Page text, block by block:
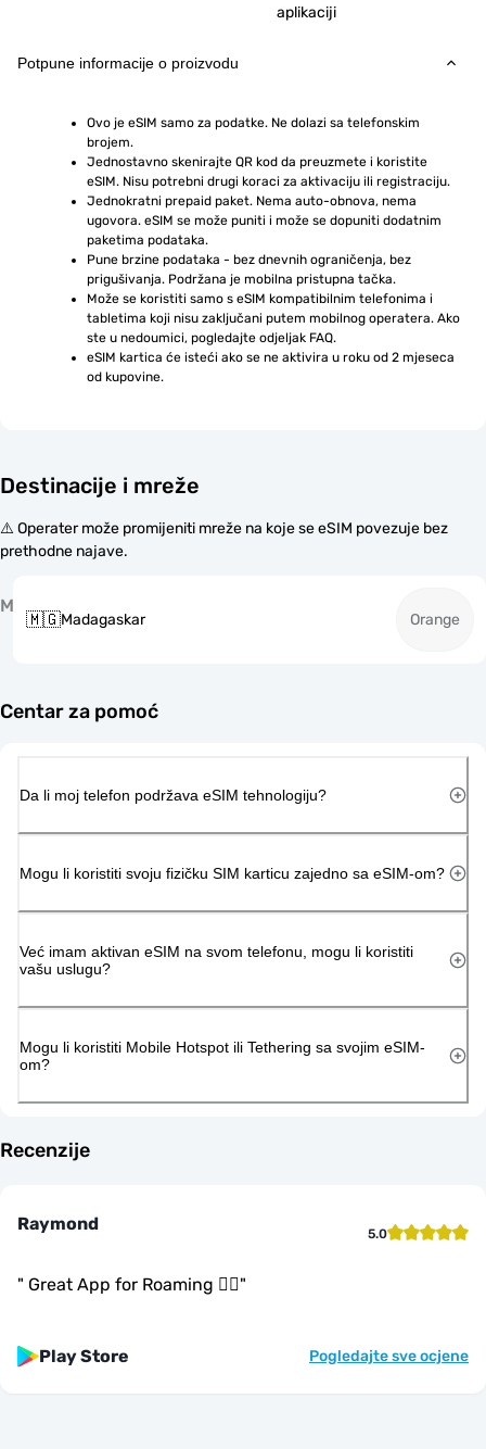
aplikaciji
Potpune informacije o proizvodu
Ovo je eSIM samo za podatke. Ne dolazi sa telefonskim
brojem.
Jednostavno skenirajte QR kod da preuzmete i koristite
eSIM. Nisu potrebni drugi koraci za aktivaciju ili registraciju.
Jednokratni prepaid paket. Nema auto-obnova, nema
ugovora. eSIM se može puniti i može se dopuniti dodatnim
paketima podataka.
Pune brzine podataka - bez dnevnih ograničenja, bez
prigušivanja. Podržana je mobilna pristupna tačka.
Može se koristiti samo s eSIM kompatibilnim telefonima i
tabletima koji nisu zaključani putem mobilnog operatera. Ako
ste u nedoumici, pogledajte odjeljak FAQ.
eSIM kartica će isteći ako se ne aktivira u roku od 2 mjeseca
od kupovine.
Destinacije i mreže
⚠️ Operater može promijeniti mreže na koje se eSIM povezuje bez
prethodne najave.
M
🇲🇬Madagaskar Orange
Centar za pomoć
Da li moj telefon podržava eSIM tehnologiju?
Mogu li koristiti svoju fizičku SIM karticu zajedno sa eSIM-om?
Već imam aktivan eSIM na svom telefonu, mogu li koristiti
vašu uslugu?
Mogu li koristiti Mobile Hotspot ili Tethering sa svojim eSIM-
om?
Recenzije
Raymond 5.0
" Great App for Roaming 👍🏾"
Play Store Pogledajte sve ocjene